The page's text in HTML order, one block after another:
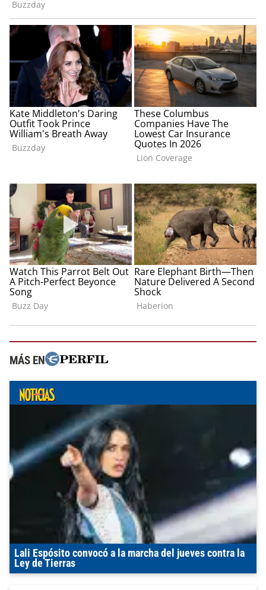
MÁS EN
Lali Espósito convocó a la marcha del jueves contra la
Ley de Tierras